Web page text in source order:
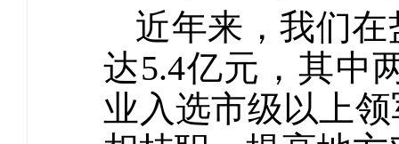
近年来，我们
达5.4亿元，其中
业入选市级以上